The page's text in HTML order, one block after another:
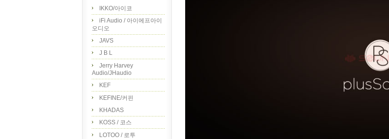
IKKO/아이코
iFi Audio / 아이에프아이
오디오
JAVS
J B L
Jerry Harvey
Audio/JHaudio
KEF
KEFINE/커핀
KHADAS
KOSS / 코스
LOTOO / 로투